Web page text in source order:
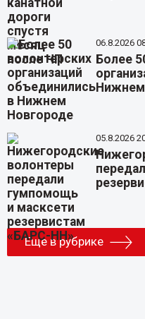
06.8.2026
Более
05.8.2026
Еще в рубрике